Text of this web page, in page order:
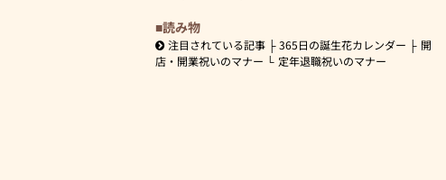
読み物
注目されている記事 365日の誕生花カレンダー
開
店・開業祝いのマナー
定年退職祝いのマナー